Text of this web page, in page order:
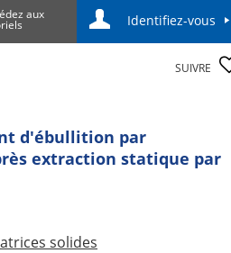
aux Identifiez-vous
SUIVRE
d'ébullition par
extraction statique par
solides